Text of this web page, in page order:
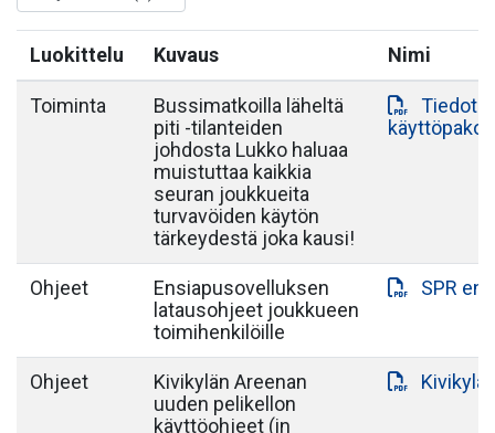
Luokittelu Kuvaus Nimi
Toiminta
Bussimatkoilla läheltä
piti -tilanteiden
johdosta Lukko haluaa
muistuttaa kaikkia
seuran joukkueita
turvavöiden käytön
tärkeydestä joka kausi!
Tiedote
Ohjeet
Ensiapusovelluksen
latausohjeet joukkueen
toimihenkilöille
SPR
Ohjeet
Kivikylän Areenan
uuden pelikellon
käyttöohjeet (in